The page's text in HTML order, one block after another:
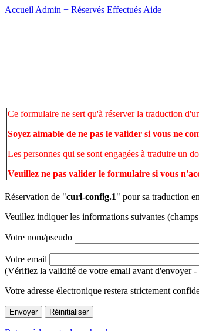
Accueil Admin + Réservés Effectués Aide
Ce formulaire ne sert qu'à réserver la traduction
Soyez aimable de ne pas le valider si vous ne
Les personnes qui se sont engagées à traduire un
Veuillez ne pas valider le formulaire si vous
Réservation de "curl-config.1" pour sa traduction
Veuillez indiquer les informations suivantes
Votre nom/pseudo
Votre email
(Vérifiez la validité de votre email avant d'envoyer -
Votre adresse électronique restera strictement